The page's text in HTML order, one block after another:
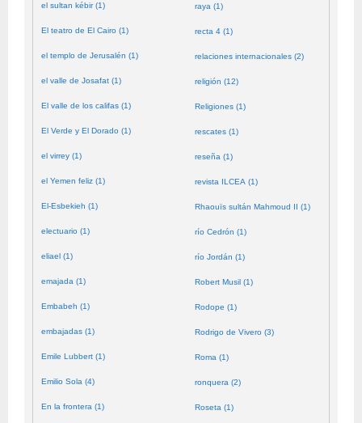
el sultan kébir (1)
El teatro de El Cairo (1)
el templo de Jerusalén (1)
el valle de Josafat (1)
El valle de los califas (1)
El Verde y El Dorado (1)
el virrey (1)
el Yemen feliz (1)
El-Esbekieh (1)
electuario (1)
eliael (1)
emajada (1)
Embabeh (1)
embajadas (1)
Emile Lubbert (1)
Emilio Sola (4)
En la frontera (1)
raya (1)
recta 4 (1)
relaciones internacionales (2)
religión (12)
Religiones (1)
rescates (1)
reseña (1)
revista ILCEA (1)
Rhaouïs sultán Mahmoud II (1)
río Cedrón (1)
río Jordán (1)
Robert Musil (1)
Rodope (1)
Rodrigo de Vivero (3)
Roma (1)
ronquera (2)
Roseta (1)